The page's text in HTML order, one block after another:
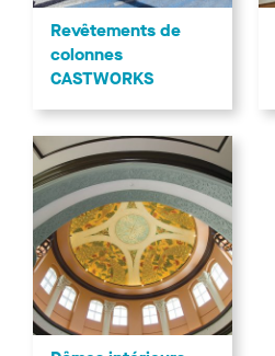
Revêtements de
colonnes
CASTWORKS